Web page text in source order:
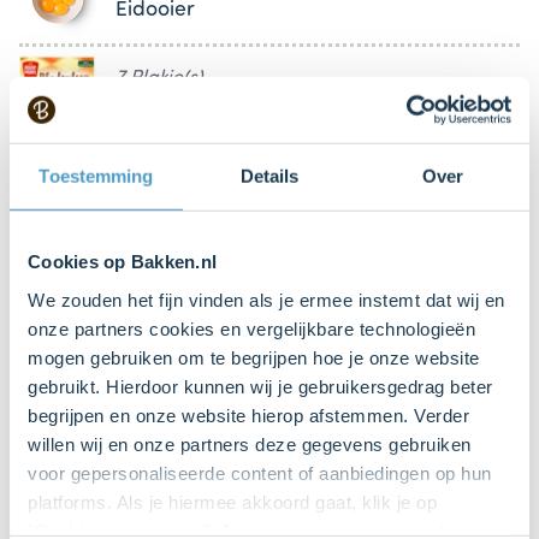
Toestemming Details Over
Cookies op Bakken.nl
We zouden het fijn vinden als je ermee instemt dat wij en
onze partners cookies en vergelijkbare technologieën
mogen gebruiken om te begrijpen hoe je onze website
gebruikt. Hierdoor kunnen wij je gebruikersgedrag beter
begrijpen en onze website hierop afstemmen. Verder
willen wij en onze partners deze gegevens gebruiken
voor gepersonaliseerde content of aanbiedingen op hun
platforms. Als je hiermee akkoord gaat, klik je op
Eidooier
7 Plakje(s)
12 Stuk(s)
12 Stuk(s)
Blauwe bessen
Keukenspullen
Mini cupcakevorm
Bestel dit product online